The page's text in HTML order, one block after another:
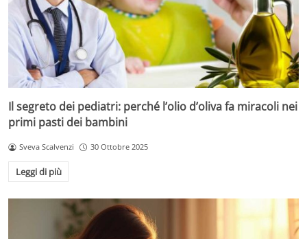
Il segreto dei pediatri: perché l’olio d’oliva fa miracoli nei
primi pasti dei bambini
Sveva Scalvenzi 30 Ottobre 2025
Leggi di più